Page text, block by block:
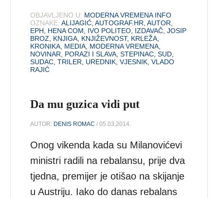
OBJAVLJENO U: MODERNA VREMENA INFO
OZNAKE: ALIJAGIĆ,AUTOGRAF.HR,AUTOR,
EPH, HENA COM, IVO POLITEO, IZDAVAČ,JOSIP
BROZ, KNJIGA, KNJIŽEVNOST, KRLEŽA,
KRONIKA, MEDIA, MODERNA VREMENA,
NOVINAR, PORAZI I SLAVA,STEPINAC,SUD,
SUDAC,TRILER, UREDNIK,VJESNIK,VLADO
RAJIĆ
Da mu guzica vidi put
AUTOR: DENIS ROMAC / 05.03.2014.
Onog vikenda kada su Milanovićevi
ministri radili na rebalansu, prije dva
tjedna, premijer je otišao na skijanje
u Austriju. Iako do danas rebalans